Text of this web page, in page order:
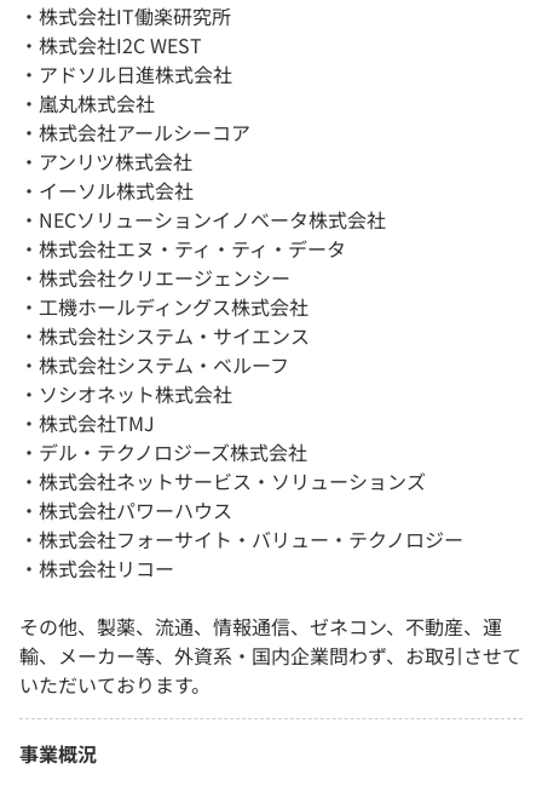
・株式会社IT働楽研究所
・株式会社I2C WEST
・アドソル日進株式会社
・嵐丸株式会社
・株式会社アールシーコア
・アンリツ株式会社
・イーソル株式会社
・NECソリューションイノベータ株式会社
・株式会社エヌ・ティ・ティ・データ
・株式会社クリエージェンシー
・工機ホールディングス株式会社
・株式会社システム・サイエンス
・株式会社システム・ベルーフ
・ソシオネット株式会社
・株式会社TMJ
・デル・テクノロジーズ株式会社
・株式会社ネットサービス・ソリューションズ
・株式会社パワーハウス
・株式会社フォーサイト・バリュー・テクノロジー
・株式会社リコー
その他、製薬、流通、情報通信、ゼネコン、不動産、運
輸、メーカー等、外資系・国内企業問わず、お取引させて
いただいております。
事業概況